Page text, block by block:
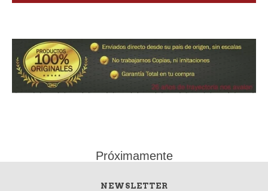
Próximamente
NEWSLETTER